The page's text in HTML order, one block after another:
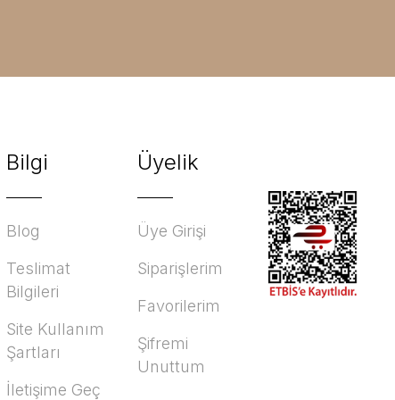
Bilgi
Blog
Teslimat
Bilgileri
Site Kullanım
Şartları
İletişime Geç
Üyelik
Üye Girişi
Siparişlerim
Favorilerim
Şifremi
Unuttum